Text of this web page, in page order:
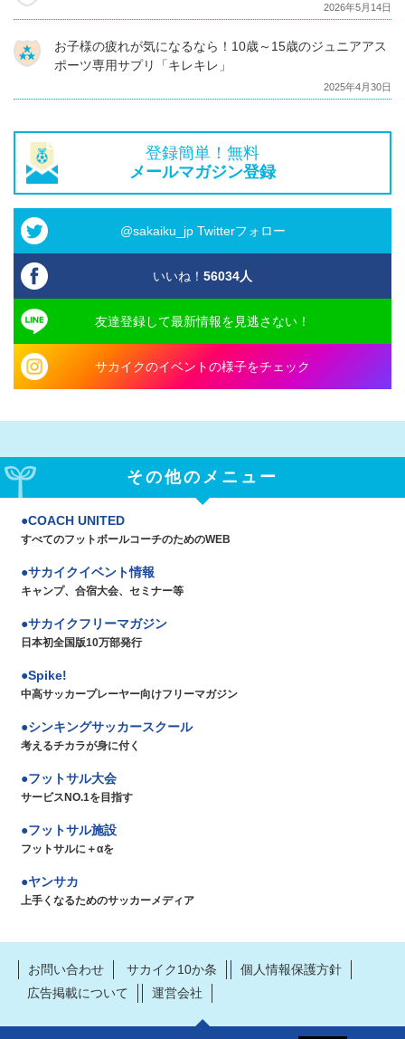
2026年5月14日
お子様の疲れが気になるなら！10歳～15歳のジュニアアス
ポーツ専用サプリ「キレキレ」
2025年4月30日
登録簡単！無料
メールマガジン登録
@sakaiku_jp Twitterフォロー
いいね！ 56034人
友達登録して最新情報を見逃さない！
サカイクのイベントの様子をチェック
その他のメニュー
COACH UNITED
すべてのフットボールコーチのためのWEB
サカイクイベント情報
キャンプ、合宿大会、セミナー等
サカイクフリーマガジン
日本初全国版10万部発行
Spike!
中高サッカープレーヤー向けフリーマガジン
シンキングサッカースクール
考えるチカラが身に付く
フットサル大会
サービスNO.1を目指す
フットサル施設
フットサルに＋αを
ヤンサカ
上手くなるためのサッカーメディア
お問い合わせ サカイク10か条
個人情報保護方針
広告掲載について
運営会社